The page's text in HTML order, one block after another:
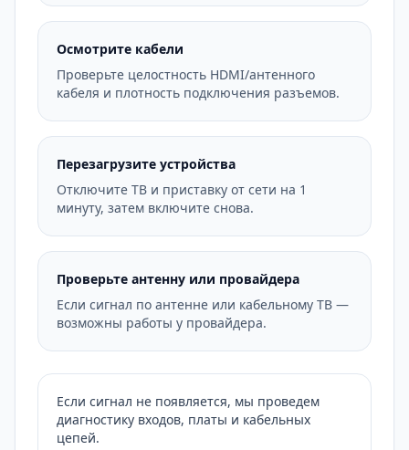
Осмотрите кабели
Проверьте целостность HDMI/антенного
кабеля и плотность подключения разъемов.
Перезагрузите устройства
Отключите ТВ и приставку от сети на 1
минуту, затем включите снова.
Проверьте антенну или провайдера
Если сигнал по антенне или кабельному ТВ —
возможны работы у провайдера.
Если сигнал не появляется, мы проведем
диагностику входов, платы и кабельных
цепей.